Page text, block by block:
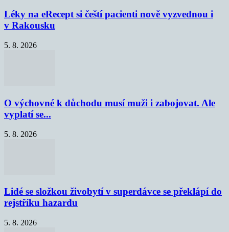
Léky na eRecept si čeští pacienti nově vyzvednou i
v Rakousku
5. 8. 2026
O výchovné k důchodu musí muži i zabojovat. Ale
vyplatí se...
5. 8. 2026
Lidé se složkou živobytí v superdávce se překlápí do
rejstříku hazardu
5. 8. 2026